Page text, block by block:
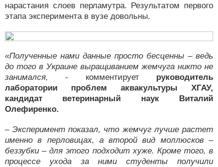
нарастания слоев перламутра. Результатом первого
этапа эксперимента в вузе довольны.
«Полученные нами данные просто бесценны – ведь
до того в Украине выращиванием жемчуга никто не
занимался,
- комментирует руководитель
лаборатории проблем аквакультуры ХГАУ,
кандидат ветеринарный наук Виталий
Олефиренко.
– Эксперимент показал, что жемчуг лучше растет
именно в перловицах, а второй вид моллюсков –
беззубки – для этого подходит хуже. Кроме того, в
процессе ухода за ними студенты получили